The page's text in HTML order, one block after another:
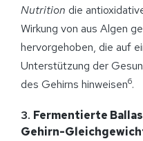
Nutrition die
Wirkung von aus Algen
hervorgehoben, die auf
Unterstützung der
des Gehirns hinweisen6.
3. Fermentierte
Gehirn-